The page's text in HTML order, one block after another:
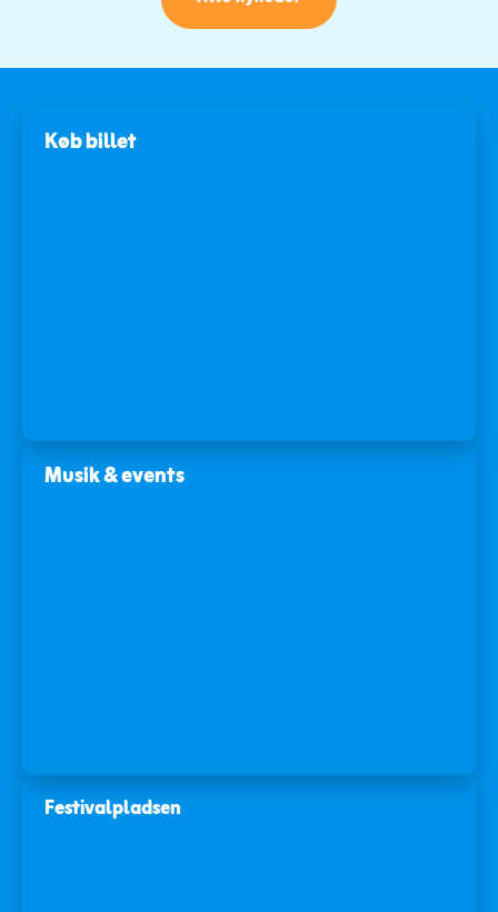
Køb billet
Musik & events
Festivalpladsen